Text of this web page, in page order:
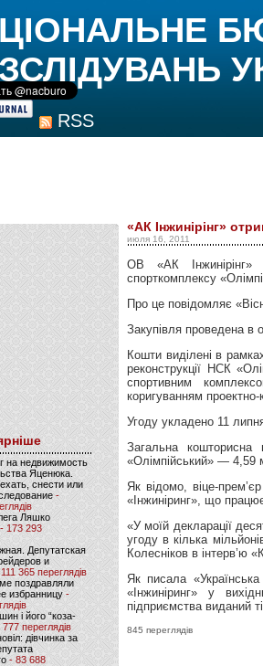
RSS
на недвижимость
Яценюка.
снести или
-
Ляшко
- 173 293
Депутатская
и
365 переглядів
поздравляли
избранницу -
і його “коза-
переглядів
дівчинка за
- 83 688
«АК Інжинірінг»
июля 16, 2011
ОВ «АК Інжинірінг»
спорткомплексу
Про це повідомляє
Закупівля проведена в
Кошти виділені в
реконструкції НСК
спортивним
коригуванням проектно-
Угоду укладено 11
Загальна кошторисна
«Олімпійський» — 4,59
Як відомо, віце-
«Інжиніринг», що
«У моїй декларації
угоду в кілька
Колесніков в інтерв’ю
Як писала
«Інжиніринг» у
підприємства виданий
845 переглядів